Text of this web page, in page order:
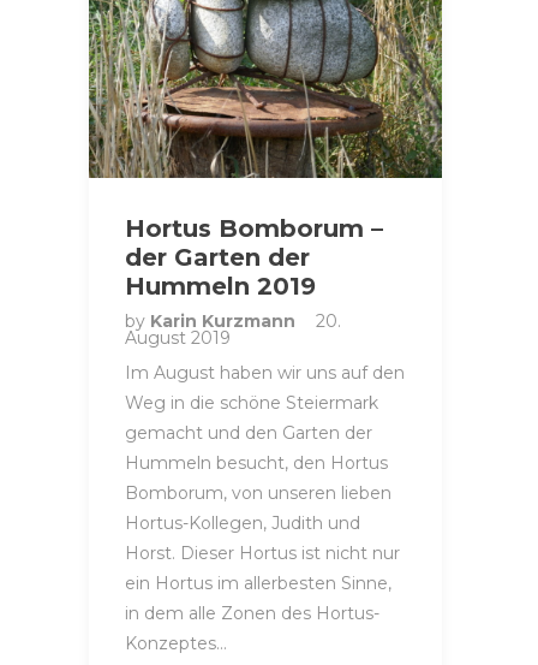
Hortus Bomborum –
der Garten der
Hummeln 2019
by Karin Kurzmann 20.
August 2019
Im August haben wir uns auf den
Weg in die schöne Steiermark
gemacht und den Garten der
Hummeln besucht, den Hortus
Bomborum, von unseren lieben
Hortus-Kollegen, Judith und
Horst. Dieser Hortus ist nicht nur
ein Hortus im allerbesten Sinne,
in dem alle Zonen des Hortus-
Konzeptes…